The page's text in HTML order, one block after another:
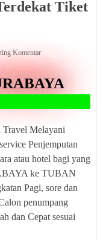
Tiket
Komentar
Travel Melayani
Penjemputan
atau hotel bagi yang
ke TUBAN
Pagi, sore dan
penumpang
dan Cepat sesuai